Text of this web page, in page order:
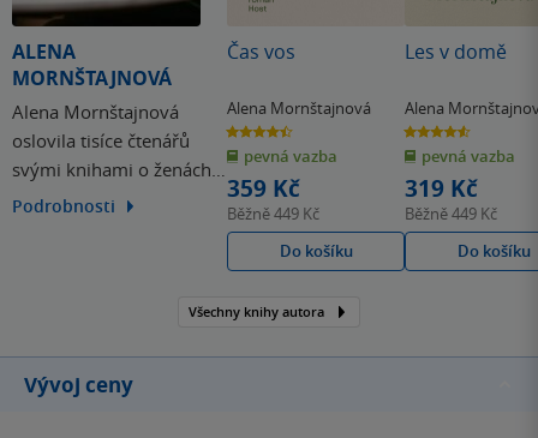
ALENA
MORNŠTAJNOVÁ
Alena Mornštajnová
oslovila tisíce čtenářů
svými knihami o ženách.
Jejich děj se odehrává v
situacemi. Debutovala
vydala Slepou mapu, ale
nejvíce se zapsala do…
Podrobnosti
Čas vos
Alena Mornštajnová
4.5
z
5
hvězdiček
pevná vazba
359 Kč
Běžně449 Kč
Do košíku
Les v domě
Alena
4.6
z
5
hvězdiček
pevná vazba
319 Kč
Běžně449 Kč
Do košíku
Všechny knihy autora
Vývoj ceny